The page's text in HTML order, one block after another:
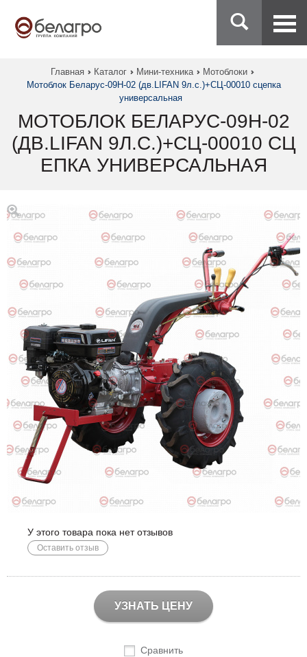
Главная Каталог Мини-техника
Мотоблоки
Мотоблок Беларус-09Н-02 (дв.LIFAN 9л.с.)+СЦ-00010 сцепка
универсальная
МОТОБЛОК БЕЛАРУС-09Н-02
(ДВ.LIFAN 9Л.С.)+СЦ-00010 СЦ
ЕПКА УНИВЕРСАЛЬНАЯ
У этого товара пока нет отзывов
Оставить отзыв
УЗНАТЬ ЦЕНУ
Сравнить